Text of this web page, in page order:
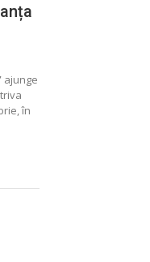
ajunge
în